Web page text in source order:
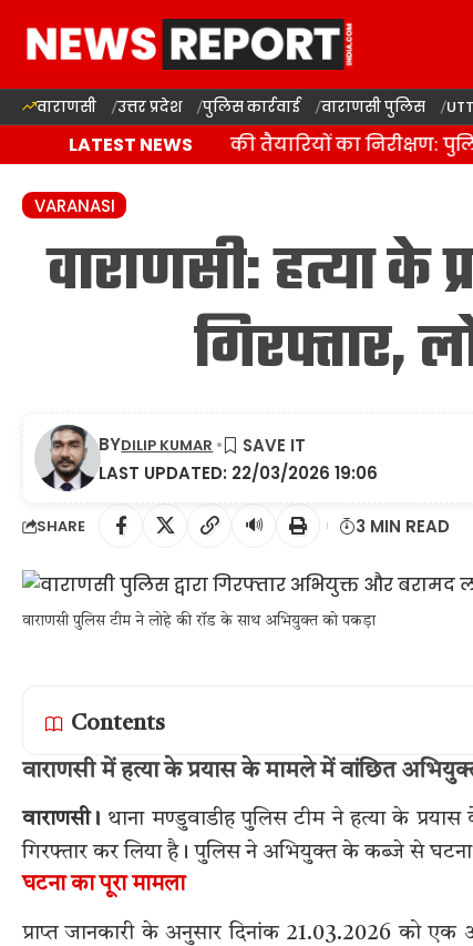
वाराणसी उत्तर प्रदेश पुलिस कार्रवाई वाराणसी पुलिस
LATEST NEWS
में कांवड़ यात्रा की तैयारियों का निरीक्षण:
VARANASI
वाराणसी: हत्या के
गिरफ्तार,
LAST UPDATED: 22/03/2026 19:06
BYDILIP KUMAR
SHARE 🔊 3 MIN READ
वाराणसी पुलिस टीम ने लोहे की रॉड के साथ अभियुक्त को पकड़ा
Contents
वाराणसी में हत्या के प्रयास के मामले में वांछित
वाराणसी। थाना मण्डुवाडीह पुलिस टीम ने हत्या के
गिरफ्तार कर लिया है। पुलिस ने अभियुक्त के कब्जे से घटना
घटना का पूरा मामला
प्राप्त जानकारी के अनुसार दिनांक 21.03.2026 को एक